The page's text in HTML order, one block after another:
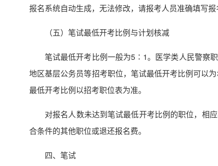
报名系统自动生成，无法修改，请报考人员准确填写
（五）笔试最低开考比例与计划核减
笔试最低开考比例一般为5∶1。医学类人民警察
地区基层公务员等招考职位，笔试最低开考比例可以
最低开考比例以招考职位表为准。
对报名人数未达到笔试最低开考比例的职位，相
合条件的其他职位或退还报名费。
四、笔试